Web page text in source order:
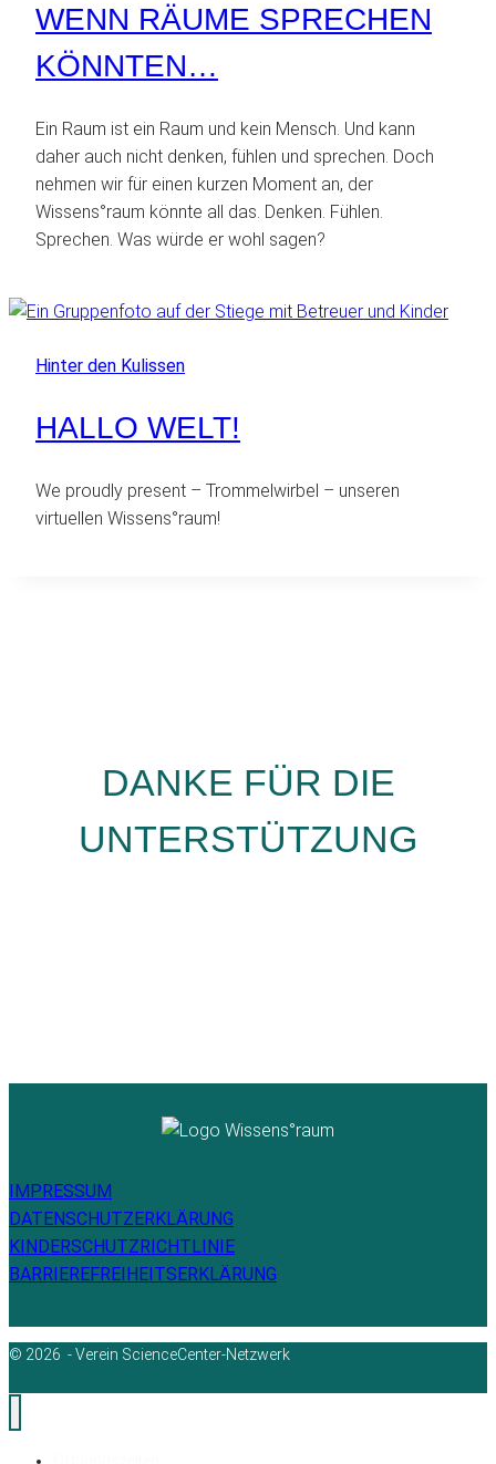
WENN RÄUME SPRECHEN
KÖNNTEN…
Ein Raum ist ein Raum und kein Mensch. Und kann
daher auch nicht denken, fühlen und sprechen. Doch
nehmen wir für einen kurzen Moment an, der
Wissens°raum könnte all das. Denken. Fühlen.
Sprechen. Was würde er wohl sagen?
Hinter den Kulissen
HALLO WELT!
We proudly present – Trommelwirbel – unseren
virtuellen Wissens°raum!
DANKE FÜR DIE
UNTERSTÜTZUNG
IMPRESSUM
DATENSCHUTZERKLÄRUNG
KINDERSCHUTZRICHTLINIE
BARRIEREFREIHEITSERKLÄRUNG
© 2026 - Verein ScienceCenter-Netzwerk